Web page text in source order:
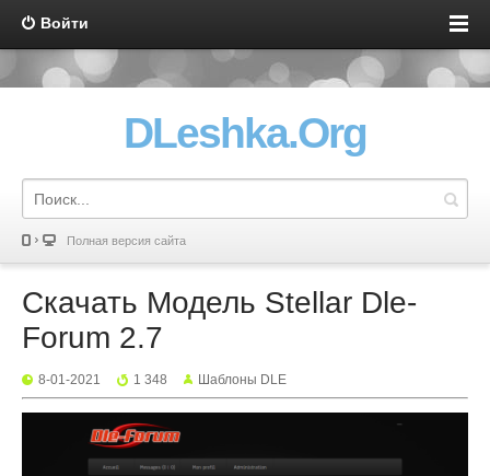
Войти
DLeshka.Org
Полная версия сайта
Скачать Модель Stellar Dle-
Forum 2.7
8-01-2021 1 348 Шаблоны DLE